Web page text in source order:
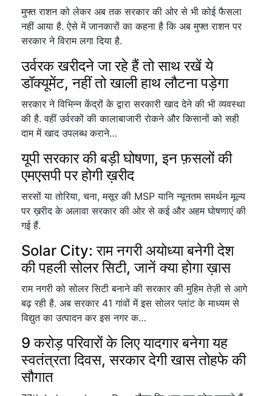
मुफ्त राशन को लेकर अब तक सरकार की ओर से भी कोई फैसला
नहीं आया है. ऐसे में जानकारों का कहना है कि अब मुफ्त राशन पर
सरकार ने विराम लगा दिया है.
उर्वरक खरीदने जा रहे हैं तो साथ रखें ये
डॉक्यूमेंट, नहीं तो खाली हाथ लौटना पड़ेगा
सरकार ने विभिन्न केंद्रों के द्वारा सरकारी खाद देने की भी व्यवस्था
की है. वहीं उर्वरकों की कालाबाजारी रोकने और किसानों को सही
दाम में खाद उपलब्ध कराने…
यूपी सरकार की बड़ी घोषणा, इन फ़सलों की
एमएसपी पर होगी ख़रीद
सरसों या तोरिया, चना, मसूर की MSP यानि न्यूनतम समर्थन मूल्य
पर ख़रीद के अलावा सरकार की ओर से कई और अहम घोषणाएं की
गई हैं.
Solar City: राम नगरी अयोध्या बनेगी देश
की पहली सोलर सिटी, जानें क्या होगा ख़ास
राम नगरी को सोलर सिटी बनाने की सरकार की मुहिम तेज़ी से आगे
बढ़ रही है. अब सरकार 41 गांवों में इस सोलर प्लांट के माध्यम से
विद्युत का उत्पादन कर इस नगर क…
9 करोड़ परिवारों के लिए यादगार बनेगा यह
स्वतंत्रता दिवस, सरकार देगी खास तोहफे की
सौगात